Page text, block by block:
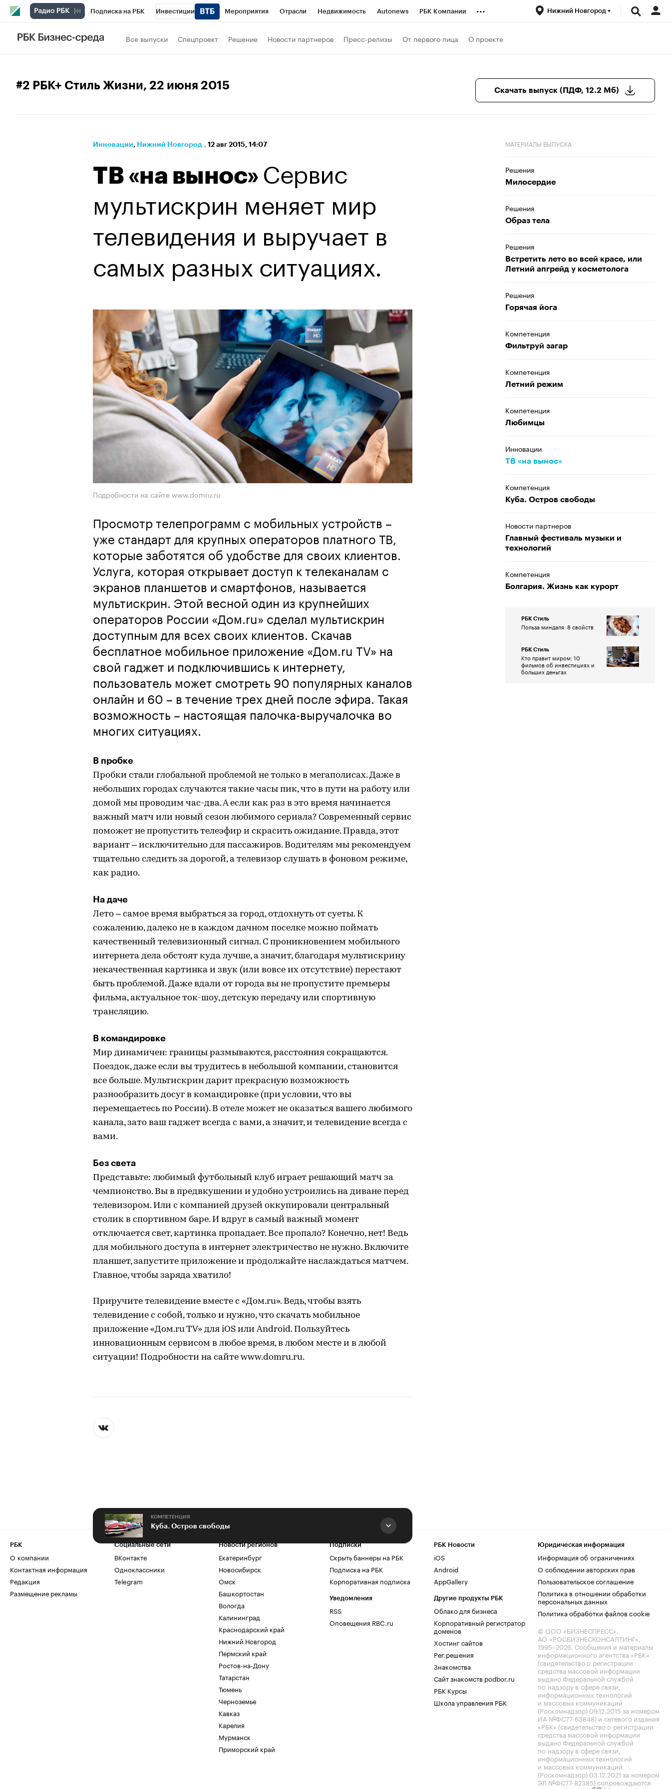
Подписка на РБК Инвестиции Мероприятия Отрасли Недвижимость Autonews РБК Компании
Телеканал
... Нижний Новгород
Все выпуски Спецпроект Решение Новости партнеров Пресс-релизы От первого лица О проекте
#2 РБК+ Стиль Жизни, 22 июня 2015 Скачать выпуск (ПДФ, 12.2 Мб)
Инновации⁠, Нижний Новгород , 12 авг 2015, 14:07
ТВ «на вынос» Сервис
мультискрин меняет мир
телевидения и выручает в
самых разных ситуациях.
Подробности на сайте www.domru.ru
Просмотр телепрограмм с мобильных устройств –
уже стандарт для крупных операторов платного ТВ,
которые заботятся об удобстве для своих клиентов.
Услуга, которая открывает доступ к телеканалам с
экранов планшетов и смартфонов, называется
мультискрин. Этой весной один из крупнейших
операторов России «Дом.ru» сделал мультискрин
доступным для всех своих клиентов. Скачав
бесплатное мобильное приложение «Дом.ru TV» на
свой гаджет и подключившись к интернету,
пользователь может смотреть 90 популярных каналов
онлайн и 60 – в течение трех дней после эфира. Такая
возможность – настоящая палочка-выручалочка во
многих ситуациях.
В пробке
Пробки стали глобальной проблемой не только в мегаполисах. Даже в
небольших городах случаются такие часы пик, что в пути на работу или
домой мы проводим час-два. А если как раз в это время начинается
важный матч или новый сезон любимого сериала? Современный сервис
поможет не пропустить телеэфир и скрасить ожидание. Правда, этот
вариант – исключительно для пассажиров. Водителям мы рекомендуем
тщательно следить за дорогой, а телевизор слушать в фоновом режиме,
как радио.
На даче
Лето – самое время выбраться за город, отдохнуть от суеты. К
сожалению, далеко не в каждом дачном поселке можно поймать
качественный телевизионный сигнал. С проникновением мобильного
интернета дела обстоят куда лучше, а значит, благодаря мультискрину
некачественная картинка и звук (или вовсе их отсутствие) перестают
быть проблемой. Даже вдали от города вы не пропустите премьеры
фильма, актуальное ток-шоу, детскую передачу или спортивную
трансляцию.
В командировке
Мир динамичен: границы размываются, расстояния сокращаются.
Поездок, даже если вы трудитесь в небольшой компании, становится
все больше. Мультискрин дарит прекрасную возможность
разнообразить досуг в командировке (при условии, что вы
перемещаетесь по России). В отеле может не оказаться вашего любимого
канала, зато ваш гаджет всегда с вами, а значит, и телевидение всегда с
вами.
Без света
Представьте: любимый футбольный клуб играет решающий матч за
чемпионство. Вы в предвкушении и удобно устроились на диване перед
телевизором. Или с компанией друзей оккупировали центральный
столик в спортивном баре. И вдруг в самый важный момент
отключается свет, картинка пропадает. Все пропало? Конечно, нет! Ведь
для мобильного доступа в интернет электричество не нужно. Включите
планшет, запустите приложение и продолжайте наслаждаться матчем.
Главное, чтобы заряда хватило!
Приручите телевидение вместе с «Дом.ru». Ведь, чтобы взять
телевидение с собой, только и нужно, что скачать мобильное
приложение «Дом.ru TV» для iOS или Android. Пользуйтесь
инновационным сервисом в любое время, в любом месте и в любой
ситуации! Подробности на сайте www.domru.ru.
КОМПЕТЕНЦИЯ
Куба. Остров свободы
МАТЕРИАЛЫ ВЫПУСКА
Решения
Милосердие
Решения
Образ тела
Решения
Встретить лето во всей красе, или
Летний апгрейд у косметолога
Решения
Горячая йога
Компетенция
Фильтруй загар
Компетенция
Летний режим
Компетенция
Любимцы
Инновации
ТВ «на вынос»
Компетенция
Куба. Остров свободы
Новости партнеров
Главный фестиваль музыки и
технологий
Компетенция
Болгария. Жизнь как курорт
РБК Стиль
Польза миндаля: 8 свойств
РБК Стиль
Кто правит миром: 10
фильмов об инвестициях и
больших деньгах
РБК
О компании
Контактная информация
Редакция
Размещение рекламы
Социальные сети
ВКонтакте
Одноклассники
Telegram
Новости регионов
Екатеринбург
Новосибирск
Омск
Башкортостан
Вологда
Калининград
Краснодарский край
Нижний Новгород
Пермский край
Ростов-на-Дону
Татарстан
Тюмень
Черноземье
Кавказ
Карелия
Мурманск
Приморский край
Подписки
Скрыть баннеры на РБК
Подписка на РБК
Корпоративная подписка
Уведомления
RSS
Оповещения RBC.ru
РБК Новости
iOS
Android
AppGallery
Другие продукты РБК
Облако для бизнеса
Корпоративный регистратор
доменов
Хостинг сайтов
Рег.решения
Знакомства
Сайт знакомств podbor.ru
РБК Курсы
Школа управления РБК
Юридическая информация
Информация об ограничениях
О соблюдении авторских прав
Пользовательское соглашение
Политика в отношении обработки
персональных данных
Политика обработки файлов cookie
© ООО «БИЗНЕСПРЕСС»,
АО «РОСБИЗНЕСКОНСАЛТИНГ»,
1995–2026. Сообщения и материалы
информационного агентства «РБК»
(свидетельство о регистрации
средства массовой информации
выдано Федеральной службой
по надзору в сфере связи,
информационных технологий
и массовых коммуникаций
(Роскомнадзор) 09.12.2015 за номером
ИА №ФС77-63848) и сетевого издания
«РБК» (свидетельство о регистрации
средства массовой информации
выдано Федеральной службой
по надзору в сфере связи,
информационных технологий
и массовых коммуникаций
(Роскомнадзор) 03.12.2021 за номером
ЭЛ №ФС77-82385) сопровождаются